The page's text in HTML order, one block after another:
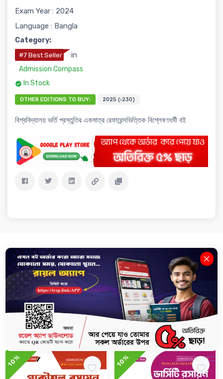
Exam Year : 2024
Language : Bangla
Category:
#7 Best Seller in
Admission Compass
In Stock
OTHER EDITIONS TO BUY: 2025 (৳230)
বিশ্ববিদ্যালয় ভর্তি প্রস্তুতির একমাত্র রেফারেন্সভিত্তিক বিশ্লেষণধর্মী বই
Description Review(0) Delivery & Return
জীববিজ্ঞান ২য় পত্র - মেডিকেল, ডেন্টাল ও ভার্সিটি এডমিশন ২০২৪
Related Books
10% 10%